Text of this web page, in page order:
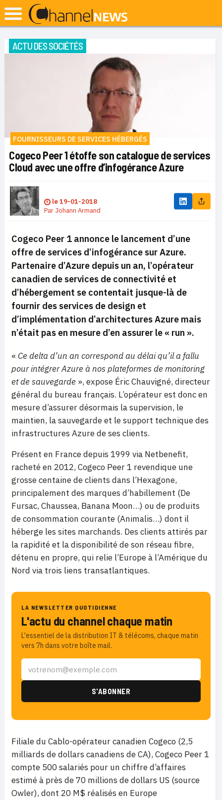
ACTU DES SOCIÉTÉS
FOURNISSEURS DE SERVICES HÉBERGÉS
Cogeco Peer 1 étoffe son catalogue de services
Cloud avec une offre d’infogérance Azure
le19-01-2018
Par Johann Armand
Cogeco Peer 1 annonce le lancement d’une
offre de services d’infogérance sur Azure.
Partenaire d’Azure depuis un an, l’opérateur
canadien de services de connectivité et
d’hébergement se contentait jusque-là de
fournir des services de design et
d’implémentation d’architectures Azure mais
n’était pas en mesure d’en assurer le « run ».
« Ce delta d’un an correspond au délai qu’il a fallu
pour intégrer Azure à nos plateformes de monitoring
et de sauvegarde », expose Éric Chauvigné, directeur
général du bureau français. L’opérateur est donc en
mesure d’assurer désormais la supervision, le
maintien, la sauvegarde et le support technique des
infrastructures Azure de ses clients.
Présent en France depuis 1999 via Netbenefit,
racheté en 2012, Cogeco Peer 1 revendique une
grosse centaine de clients dans l’Hexagone,
principalement des marques d’habillement (De
Fursac, Chaussea, Banana Moon…) ou de produits
de consommation courante (Animalis…) dont il
héberge les sites marchands. Des clients attirés par
la rapidité et la disponibilité de son réseau fibre,
détenu en propre, qui relie l’Europe à l’Amérique du
Nord via trois liens transatlantiques.
LA NEWSLETTER QUOTIDIENNE
L'actu du channel chaque matin
L'essentiel de la distribution IT & télécoms, chaque matin
vers 7h dans votre boîte mail.
Filiale du Cablo-opérateur canadien Cogeco (2,5
milliards de dollars canadiens de CA), Cogeco Peer 1
compte 500 salariés pour un chiffre d’affaires
estimé à près de 70 millions de dollars US (source
Owler), dont 20 M$ réalisés en Europe